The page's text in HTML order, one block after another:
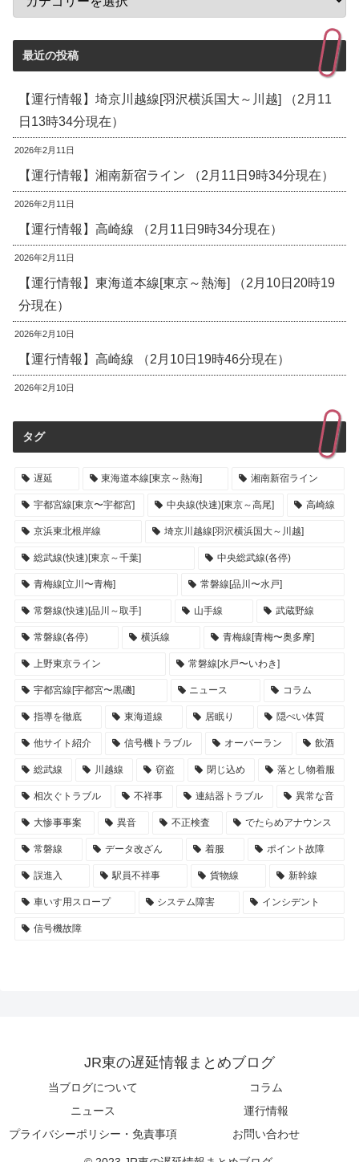
最近の投稿
【運行情報】埼京川越線[羽沢横浜国大～川越] （2月11
日13時34分現在）
2026年2月11日
【運行情報】湘南新宿ライン （2月11日9時34分現在）
2026年2月11日
【運行情報】高崎線 （2月11日9時34分現在）
2026年2月11日
【運行情報】東海道本線[東京～熱海] （2月10日20時19
分現在）
2026年2月10日
【運行情報】高崎線 （2月10日19時46分現在）
2026年2月10日
タグ
遅延 東海道本線[東京～熱海] 湘南新宿ライン
宇都宮線[東京〜宇都宮] 中央線(快速)[東京～高尾] 高崎線
京浜東北根岸線 埼京川越線[羽沢横浜国大～川越]
総武線(快速)[東京～千葉] 中央総武線(各停)
青梅線[立川〜青梅] 常磐線[品川〜水戸]
常磐線(快速)[品川～取手] 山手線 武蔵野線
常磐線(各停) 横浜線 青梅線[青梅〜奥多摩]
上野東京ライン 常磐線[水戸〜いわき]
宇都宮線[宇都宮〜黒磯] ニュース コラム
指導を徹底 東海道線 居眠り 隠ぺい体質
他サイト紹介 信号機トラブル オーバーラン 飲酒
総武線 川越線 窃盗 閉じ込め 落とし物着服
相次ぐトラブル 不祥事 連結器トラブル 異常な音
大惨事事案 異音 不正検査 でたらめアナウンス
常磐線 データ改ざん 着服 ポイント故障
誤進入 駅員不祥事 貨物線 新幹線
車いす用スロープ システム障害 インシデント
信号機故障
JR東の遅延情報まとめブログ
当ブログについて
コラム
ニュース
運行情報
プライバシーポリシー・免責事項
お問い合わせ